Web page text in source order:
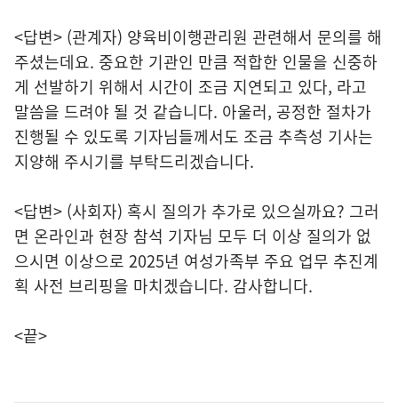
<답변> (관계자) 양육비이행관리원 관련해서 문의를 해
주셨는데요. 중요한 기관인 만큼 적합한 인물을 신중하
게 선발하기 위해서 시간이 조금 지연되고 있다, 라고
말씀을 드려야 될 것 같습니다. 아울러, 공정한 절차가
진행될 수 있도록 기자님들께서도 조금 추측성 기사는
지양해 주시기를 부탁드리겠습니다.
<답변> (사회자) 혹시 질의가 추가로 있으실까요? 그러
면 온라인과 현장 참석 기자님 모두 더 이상 질의가 없
으시면 이상으로 2025년 여성가족부 주요 업무 추진계
획 사전 브리핑을 마치겠습니다. 감사합니다.
<끝>